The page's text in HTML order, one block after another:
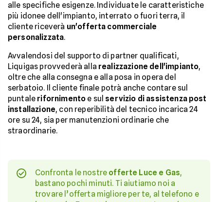
alle specifiche esigenze. Individuate le caratteristiche
più idonee dell'impianto, interrato o fuori terra, il
cliente riceverà un'offerta commerciale
personalizzata.
Avvalendosi del supporto di partner qualificati,
Liquigas provvederà alla realizzazione dell'impianto,
oltre che alla consegna e alla posa in opera del
serbatoio. Il cliente finale potrà anche contare sul
puntale rifornimento e sul servizio di assistenza post
installazione, con reperibilità del tecnico incarica 24
ore su 24, sia per manutenzioni ordinarie che
straordinarie.
Confronta le nostre offerte Luce e Gas,
bastano pochi minuti. Ti aiutiamo noi a
trovare l’offerta migliore per te, al telefono e